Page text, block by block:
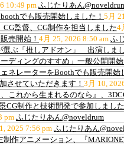
10:49 pm ふじたりあん
でも販売開始しました！ 5月
監督、CG制作を担当しました4
売開始！ 4月 25, 2026 8:50 am ふ
選ぶ「推しアドオン」 出演しまし
ディングのすすめ」一般公開開
ネレーターをBoothでも販売開始
させていただきます！ 3月 10,
これから生まれるのなら』、
CG制作と技術開発で参加しました
pm ふじたりあん@noveldrum
2025 7:56 pm ふじたりあん
作アニメーション、『